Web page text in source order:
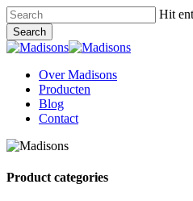
Skip
to
main
content
Hit
Search
Close
Menu
Over Madisons
Producten
Blog
Contact
Product categories